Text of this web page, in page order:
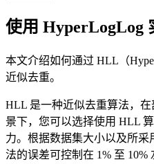
使用 HyperLogLog
本文介绍如何通过 HLL（
近似去重。
HLL 是一种近似去重算法，
景下，您可以选择使用 HLL
力。根据数据集大小以及所
法的误差可控制在 1% 至 10%